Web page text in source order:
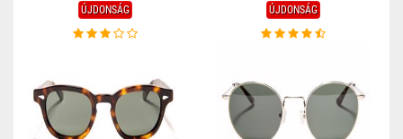
ÚJDONSÁG ÚJDONSÁG